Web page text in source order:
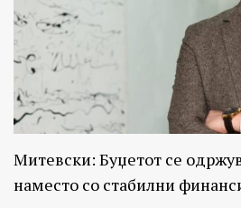
Митевски: Буџетот се
наместо со стабилни